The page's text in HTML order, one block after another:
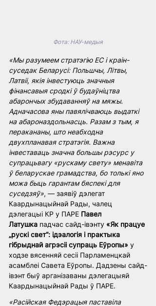
Фота: НАУ-медыя
«Мы разумеем стратэгію ЕС і краін-
суседак Беларусі: Польшчы, Літвы,
Латвіі, якія інвестуюць значныя
фінансавыя сродкі ў будаўніцтва
абарончых збудаванняў на мяжы.
Адначасова яны павялічваюць выдаткі
на абароназдольнасць. Разам з тым, я
перакананы, што неабходна
двухпланавая стратэгія. Важна
інвеставаць значна большы рэсурс у
супрацьвагу «рускаму свету» менавіта
ў беларускае грамадства, бо толькі яно
можа быць гарантам бяспекі для
суседзяў», — заявіў дэлегат
Каардынацыйнай Рады, чалец
дэлегацыі КР у ПАРЕ Павел
Латушка падчас сайд-івэнту «Як працуе
„рускі свет“: ідэалогія і практыка
гібрыднай агрэсіі супраць Еўропы» у
ходзе вясенняй сесіі Парламенцкай
асамблеі Савета Еўропы. Дадзены сайд-
івэнт быў арганізаваны дэлегацыяй
Каардынацыйнай Рады ў ПАРЕ.
«Расійская Федэрацыя паставіла